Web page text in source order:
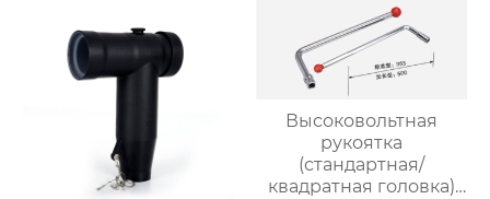
Высоковольтная
рукоятка
(стандартная/
квадратная головка)